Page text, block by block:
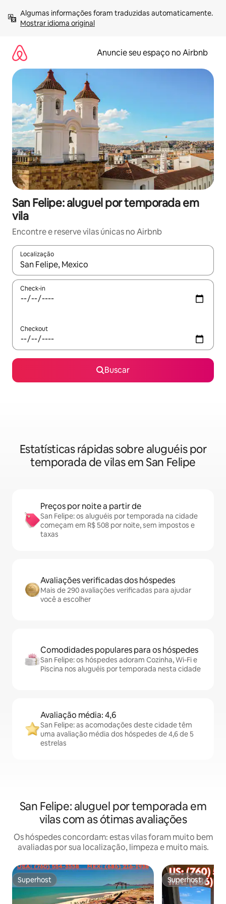
para
Mostrar idioma original
Anuncie seu espaço no Airbnb
San Felipe: aluguel por temporada em
vila
Encontre e reserve vilas únicas no Airbnb
Localização
Quando os resultados estiverem disponíveis, explore-os
Check-in
Checkout
Buscar
Estatísticas rápidas sobre aluguéis por
temporada de vilas em San Felipe
Preços por noite a partir de
San Felipe: os aluguéis por temporada na cidade
começam em R$ 508 por noite, sem impostos e
taxas
Avaliações verificadas dos hóspedes
Mais de 290 avaliações verificadas para ajudar
você a escolher
Comodidades populares para os hóspedes
San Felipe: os hóspedes adoram Cozinha, Wi-Fi e
Piscina nos aluguéis por temporada nesta cidade
Avaliação média: 4,6
San Felipe: as acomodações deste cidade têm
uma avaliação média dos hóspedes de 4,6 de 5
estrelas
San Felipe: aluguel por temporada em
vilas com as ótimas avaliações
Os hóspedes concordam: estas vilas foram muito bem
avaliadas por sua localização, limpeza e muito mais.
Superhost
Superhost Superhost
Superhost